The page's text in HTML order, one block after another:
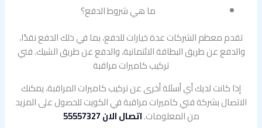
ما هي شروط الدفع؟
تقدم معظم الشركات عدة خيارات للدفع، بما في ذلك الدفع نقدًا،
والدفع عن طريق البطاقة الائتمانية، والدفع عن طريق الشيك. فني
تركيب كاميرات مراقبة
إذا كانت لديك أي أسئلة أخرى عن تركيب كاميرات المراقبة، يمكنك
الاتصال بشركة فني كاميرات مراقبة في الكويت للحصول على المزيد
من المعلومات.اتصال الان 55557327